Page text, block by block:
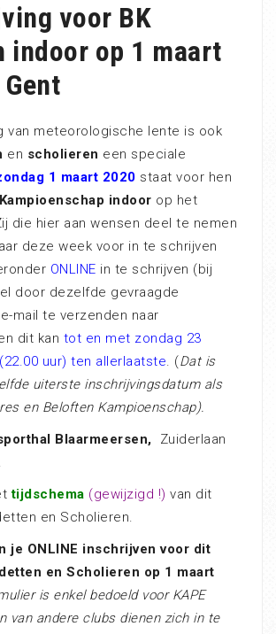
voor BK
indoor op 1 maart
van meteorologische lente is ook
en scholieren een speciale
1 maart 2020 staat voor hen
indoor op het
die hier aan wensen deel te nemen
deze week voor in te schrijven
ONLINE in te schrijven (bij
door dezelfde gevraagde
mail te verzenden naar
dit kan tot en met zondag 23
uur) ten allerlaatste. (Dat is
uiterste inschrijvingsdatum als
en Beloften Kampioenschap).
Blaarmeersen,
Zuiderlaan
tijdschema (gewijzigd !) van dit
en Scholieren.
je ONLINE inschrijven voor dit
en Scholieren op 1 maart
is enkel bedoeld voor KAPE
van andere clubs dienen zich in te